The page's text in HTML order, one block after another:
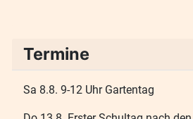
Termine
Sa 8.8. 9-12 Uhr Gartentag